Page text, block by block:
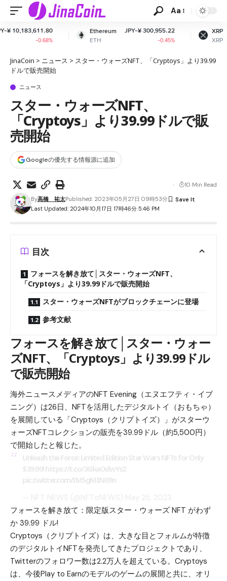
Aa
Ethereum
ETH
JPY-¥ 300,955.22
XRP
XRP
JPY-¥ 161.91
-2.61%
JinaCoin > ニュース > スター・ウォーズNFT、「Cryptoys」より39.99
ドルで販売開始
ニュース
スター・ウォーズNFT、
「Cryptoys」より39.99ドルで販
売開始
Googleの優先する情報源に追加
Last Updated: 2024年10月17日 17時46分 5:46 PM
By高橋 祐太Published: 2023年05月27日 09時53分
10 Min Read
目次
フォースを解き放て│スター・ウォーズNFT、
「Cryptoys」より39.99ドルで販売開始
スター・ウォーズNFTがブロックチェーンに登場
参考文献
フォースを解き放て│スター・ウォー
ズNFT、「Cryptoys」より39.99ドル
で販売開始
海外ニュースメディアのNFT Evening（エヌエフティ・イブ
ニング）は26日、NFTを活用したデジタルトイ（おもちゃ）
を展開している「Cryptoys（クリプトイズ）」がスターウ
ォーズNFTコレクションの販売を39.99ドル（約5,500円）
で開始したと報じた。
フォースを解き放て：限定版スター・ウォーズ NFT がわず
か 39.99 ドル!
Cryptoys（クリプトイズ）は、大きな目とフォルムが特徴
のデジタルトイNFTを発売してきたプロジェクトであり、
Twitterのフォロワー数は2.2万人を超えている。Cryptoys
は、今後Play to Earnのモデルのゲームの展開と共に、オリ